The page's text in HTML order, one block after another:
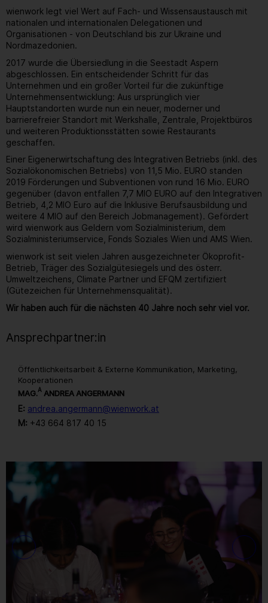
wienwork legt viel Wert auf Fach- und Wissensaustausch mit
nationalen und internationalen Delegationen und
Organisationen - von Deutschland bis zur Ukraine und
Nordmazedonien.
2017 wurde die Übersiedlung in die Seestadt Aspern
abgeschlossen. Ein entscheidender Schritt für das
Unternehmen und ein großer Vorteil für die zukünftige
Unternehmensentwicklung: Aus ursprünglich vier
Hauptstandorten wurde nun ein neuer, moderner und
barrierefreier Standort mit Werkshalle, Zentrale, Projektbüros
und weiteren Produktionsstätten sowie Restaurants
geschaffen.
Einer Eigenerwirtschaftung des Integrativen Betriebs (inkl. des
Sozialökonomischen Betriebs) von 11,5 Mio. EURO standen
2019 Förderungen und Subventionen von rund 16 Mio. EURO
gegenüber (davon entfallen 7,7 MIO EURO auf den Integrativen
Betrieb, 4,2 MIO Euro auf die Inklusive Berufsausbildung und
weitere 4 MIO auf den Bereich Jobmanagement). Gefördert
wird wienwork aus Geldern vom Sozialministerium, dem
Sozialministeriumservice, Fonds Soziales Wien und AMS Wien.
wienwork ist seit vielen Jahren ausgezeichneter Ökoprofit-
Betrieb, Träger des Sozialgütesiegels und des österr.
Umweltzeichens, Climate Partner und EFQM zertifiziert
(Gütezeichen für Unternehmensqualität).
Wir haben auch für die nächsten 40 Jahre noch sehr viel vor.
Ansprechpartner:in
Öffentlichkeitsarbeit & Externe Kommunikation, Marketing,
Kooperationen
MAG.A ANDREA ANGERMANN
E: andrea.angermann@wienwork.at
M: +43 664 817 40 15
/ 259